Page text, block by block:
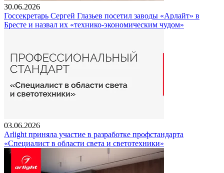
30.06.2026
Госсекретарь Сергей Глазьев посетил заводы «Арлайт» в
Бресте и назвал их «технико-экономическим чудом»
03.06.2026
Arlight приняла участие в разработке профстандарта
«Специалист в области света и светотехники»